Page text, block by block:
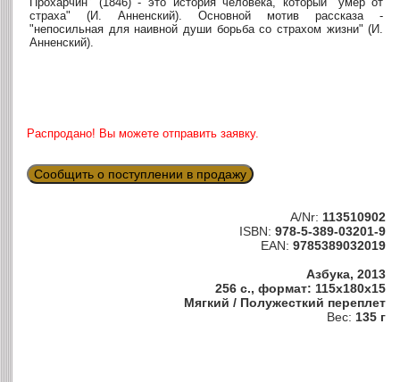
страха" (И. Анненский). Основной мотив рассказа -
"непосильная для наивной души борьба со страхом жизни" (И.
Анненский).
Распродано! Вы можете отправить заявку.
Сообщить о поступлении в продажу
A/Nr: 113510902
ISBN: 978-5-389-03201-9
EAN: 9785389032019
Азбука, 2013
256 с., формат: 115x180x15
Мягкий / Полужесткий переплет
Вес: 135 г